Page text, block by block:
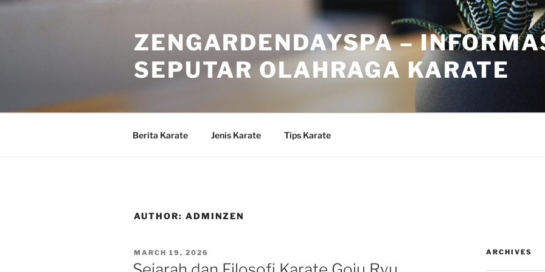
Skip
ZENGARDENDAYSPA –
SEPUTAR OLAHRAGA KARATE
Berita Karate Jenis Karate Tips Karate
AUTHOR: ADMINZEN
POSTED
ON
MARCH 19, 2026 ARCHIVES